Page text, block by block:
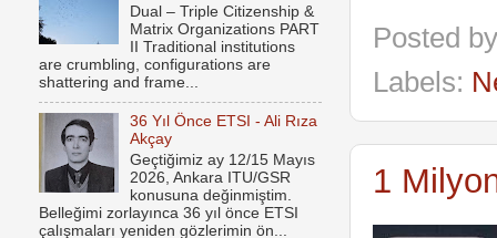
Posted
Labels:
1
Dual – Triple Citizenship &
Matrix Organizations PART
II Traditional institutions
are crumbling, configurations are
shattering and frame...
36 Yıl Önce ETSI - Ali Rıza
Akçay
Geçtiğimiz ay 12/15 Mayıs
2026, Ankara ITU/GSR
konusuna değinmiştim.
Belleğimi zorlayınca 36 yıl önce ETSI
çalışmaları yeniden gözlerimin ön...